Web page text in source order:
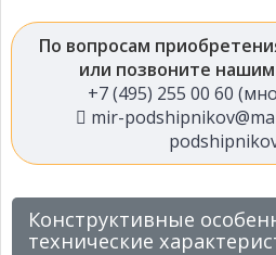
По вопросам
или позвоните
+7 (495) 255 00 60
mir-
Конструктивные
технические